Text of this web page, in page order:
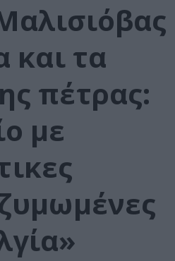
και τα
πέτρας:
με